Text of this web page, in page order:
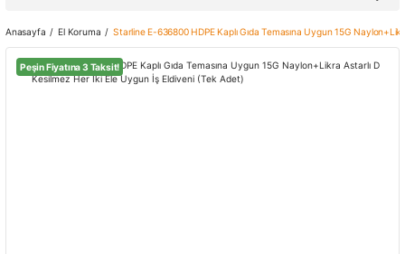
Anasayfa El Koruma Starline E-636800 HDPE Kaplı Gıda Temasına Uygun 15G
Peşin Fiyatına 3 Taksit!